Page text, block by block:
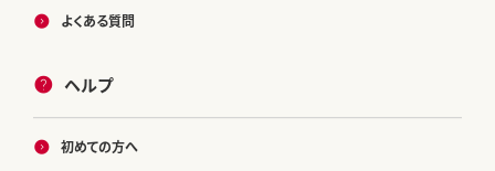
よくある質問
ヘルプ
初めての方へ